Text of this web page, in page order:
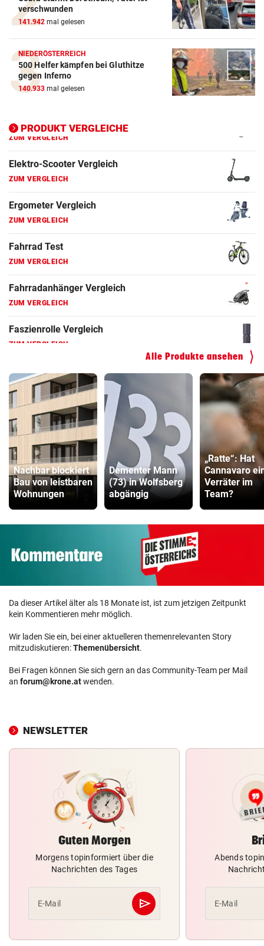
verschwunden
141.942 mal gelesen
NIEDERÖSTERREICH
500 Helfer kämpfen bei Gluthitze
gegen Inferno
140.933 mal gelesen
PRODUKT VERGLEICHE
ZUM VERGLEICH
E-Bike Vergleich
Elektro-Scooter Vergleich
ZUM VERGLEICH
ZUM VERGLEICH
ZUM VERGLEICH
ZUM VERGLEICH
ZUM VERGLEICH
ZUM VERGLEICH
ZUM VERGLEICH
Alle Produkte ansehen
Nachbar blockiert
Bau von leistbaren
Wohnungen
Dementer Mann
(73) in Wolfsberg
abgängig
„Ratte“: Hat
Cannavaro
Verräter im
Team?
Da dieser Artikel älter als 18 Monate ist, ist zum jetzigen Zeitpunkt
kein Kommentieren mehr möglich.
Wir laden Sie ein, bei einer aktuelleren themenrelevanten Story
mitzudiskutieren:Themenübersicht.
Bei Fragen können Sie sich gern an das Community-Team per Mail
an forum@krone.atwenden.
NEWSLETTER
Guten Morgen
Morgens topinformiert über die
Nachrichten des Tages
E-Mail send
Abschicken
Abends
E-Mail